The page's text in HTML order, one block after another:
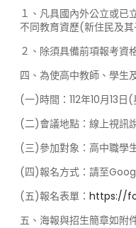
１、凡具國內外公立或
不同教育資歷(新住民及
２、除須具備前項報考資
四、為使高中教師、學生
(一)時間：112年10月13日
(二)會議地點：線上視訊
(三)參加對象：高中職學
(四)報名方式：請至
(五)報名表單： https://
五、海報與招生簡章如附